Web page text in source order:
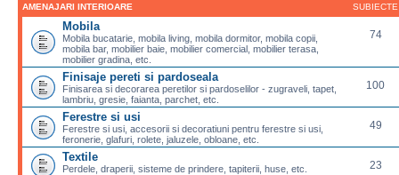
AMENAJARI INTERIOARE SUBIECTE
Mobila
Mobila bucatarie, mobila living, mobila dormitor, mobila copii,
mobila bar, mobilier baie, mobilier comercial, mobilier terasa,
mobilier gradina, etc.
74
Finisaje pereti si pardoseala
Finisarea si decorarea peretilor si pardoselilor - zugraveli, tapet,
lambriu, gresie, faianta, parchet, etc.
100
Ferestre si usi
Ferestre si usi, accesorii si decoratiuni pentru ferestre si usi,
feronerie, glafuri, rolete, jaluzele, obloane, etc.
49
Textile
Perdele, draperii, sisteme de prindere, tapiterii, huse, etc. 23